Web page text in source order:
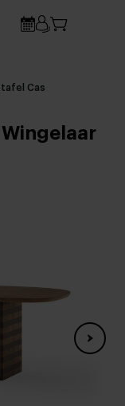
Cas
Wingelaar